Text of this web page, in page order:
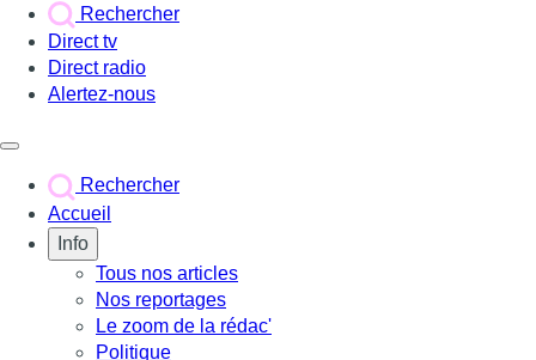
Rechercher
Direct tv
Direct radio
Alertez-nous
Rechercher
Accueil
Info
Tous nos articles
Nos reportages
Le zoom de la rédac'
Politique